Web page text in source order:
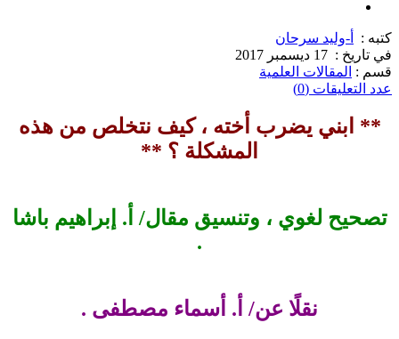
كتبه :
أ-وليد سرحان
في تاريخ : 17 ديسمبر 2017
قسم : المقالات العلمية
عدد التعليقات (0)
** ابني يضرب أخته ، كيف نتخلص من هذه
المشكلة ؟ **
تصحيح لغوي ، وتنسيق مقال/ أ. إبراهيم باشا
.
نقلًا عن/ أ. أسماء مصطفى .